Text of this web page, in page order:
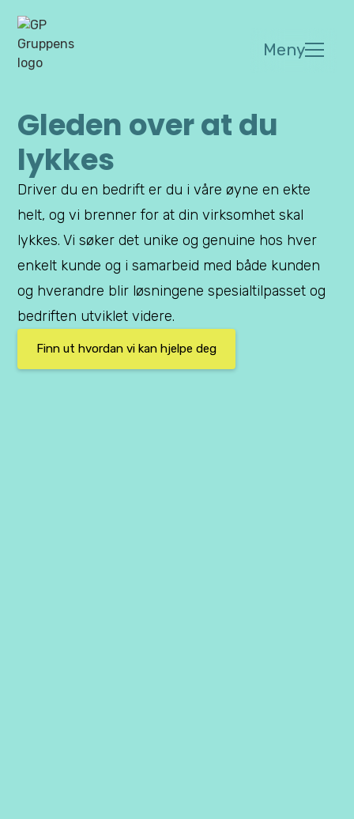
Meny
Gleden over at du
lykkes
Driver du en bedrift er du i våre øyne en ekte
helt, og vi brenner for at din virksomhet skal
lykkes. Vi søker det unike og genuine hos hver
enkelt kunde og i samarbeid med både kunden
og hverandre blir løsningene spesialtilpasset og
bedriften utviklet videre.
Finn ut hvordan vi kan hjelpe deg